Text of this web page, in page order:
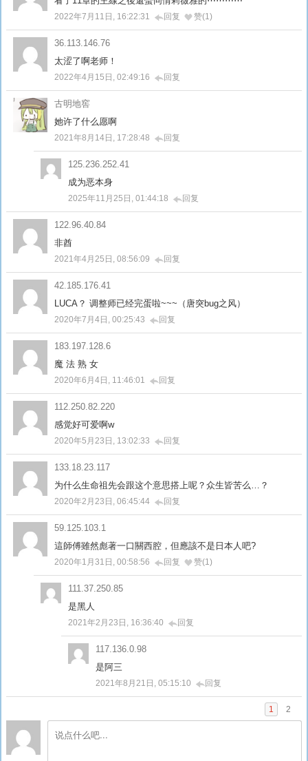
2022年7月11日, 16:22:31 回复 赞(1)
36.113.146.76
太涩了啊老师！
2022年4月15日, 02:49:16 回复
古明地窖
她许了什么愿啊
2021年8月14日, 17:28:48 回复
125.236.252.41
成为恶本身
2025年11月25日, 01:44:18 回复
122.96.40.84
非酋
2021年4月25日, 08:56:09 回复
42.185.176.41
LUCA？ 调整师已经完蛋啦~~~（唐突bug之风）
2020年7月4日, 00:25:43 回复
183.197.128.6
魔 法 熟 女
2020年6月4日, 11:46:01 回复
112.250.82.220
感觉好可爱啊w
2020年5月23日, 13:02:33 回复
133.18.23.117
为什么生命祖先会跟这个意思搭上呢？众生皆苦么…？
2020年2月23日, 06:45:44 回复
59.125.103.1
這師傅雖然彪著一口關西腔，但應該不是日本人吧?
2020年1月31日, 00:58:56 回复 赞(1)
111.37.250.85
是黑人
2021年2月23日, 16:36:40 回复
117.136.0.98
是阿三
2021年8月21日, 05:15:10 回复
1 2